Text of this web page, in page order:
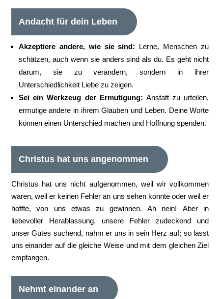
Andacht für dein Leben
Akzeptiere andere, wie sie sind: Lerne, Menschen zu
schätzen, auch wenn sie anders sind als du. Es geht nicht
darum, sie zu verändern, sondern in ihrer
Unterschiedlichkeit Liebe zu zeigen.
Sei ein Werkzeug der Ermutigung: Anstatt zu urteilen,
ermutige andere in ihrem Glauben und Leben. Deine Worte
können einen Unterschied machen und Hoffnung spenden.
Christus hat uns angenommen
Christus hat uns nicht aufgenommen, weil wir vollkommen
waren, weil er keinen Fehler an uns sehen konnte oder weil er
hoffte, von uns etwas zu gewinnen. Ah nein! Aber in
liebevoller Herablassung, unsere Fehler zudeckend und
unser Gutes suchend, nahm er uns in sein Herz auf; so lasst
uns einander auf die gleiche Weise und mit dem gleichen Ziel
empfangen.
Nehmt einander an